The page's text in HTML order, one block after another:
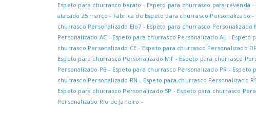
Espeto para churrasco barato - Espeto para churrasco para revenda -
atacado 25 março - Fábrica de Espeto para churrasco Personalizado -
churrasco Personalizado Elo7 - Espeto para churrasco Personalizado
Personalizado AC - Espeto para churrasco Personalizado AL - Espeto
churrasco Personalizado CE - Espeto para churrasco Personalizado DF
Espeto para churrasco Personalizado MT - Espeto para churrasco
Personalizado PB - Espeto para churrasco Personalizado PR - Espeto
churrasco Personalizado RN - Espeto para churrasco Personalizado
Espeto para churrasco Personalizado SP - Espeto para churrasco
Personalizado Rio de Janeiro -